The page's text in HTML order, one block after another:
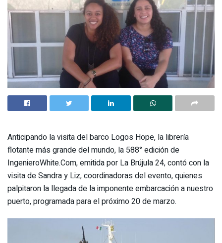
Anticipando la visita del barco Logos Hope, la librería
flotante más grande del mundo, la 588° edición de
IngenieroWhite.Com, emitida por La Brújula 24, contó con la
visita de Sandra y Liz, coordinadoras del evento, quienes
palpitaron la llegada de la imponente embarcación a nuestro
puerto, programada para el próximo 20 de marzo.